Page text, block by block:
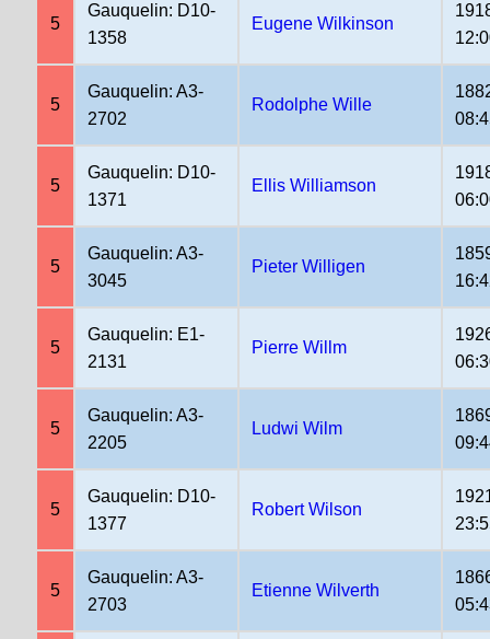
5
Gauquelin: D10-
1358
Eugene Wilkinson
5
Gauquelin: A3-
2702
Rodolphe Wille
5
Gauquelin: D10-
1371
Ellis Williamson
5
Gauquelin: A3-
3045
Pieter Willigen
5
Gauquelin: E1-
2131
Pierre Willm
5
Gauquelin: A3-
2205
Ludwi Wilm
5
Gauquelin: D10-
1377
Robert Wilson
5
Gauquelin: A3-
2703
Etienne Wilverth